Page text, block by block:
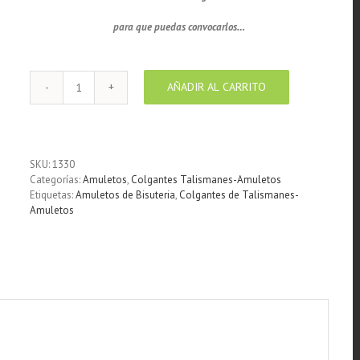
para que puedas convocarlos…
Colgante
Llamador
en
plata
AÑADIR AL CARRITO
SKU:1330
Categorías:Amuletos, Colgantes Talismanes-Amuletos
Etiquetas:Amuletos de Bisuteria, Colgantes de Talismanes-
Amuletos